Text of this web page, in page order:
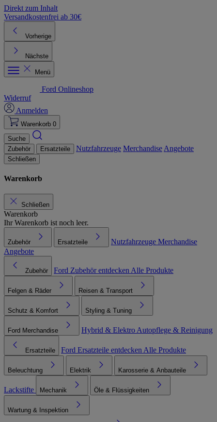
Direkt zum Inhalt
Versandkostenfrei ab 30€
Vorherige
Nächste
Menü
Ford Onlineshop
Widerruf
Anmelden
Warenkorb 0
Suche
Zubehör
Ersatzteile Nutzfahrzeuge Merchandise Angebote
Schließen
Warenkorb
Schließen
Warenkorb
Ihr Warenkorb ist noch leer.
Zubehör Ersatzteile Nutzfahrzeuge Merchandise
Angebote
Zubehör Ford Zubehör entdecken Alle Produkte
Felgen & Räder Reisen & Transport
Schutz & Komfort Styling & Tuning
Ford Merchandise Hybrid & Elektro Autopflege & Reinigung
Ersatzteile Ford Ersatzteile entdecken Alle Produkte
Beleuchtung Elektrik Karosserie & Anbauteile
Lackstifte Mechanik Öle & Flüssigkeiten
Wartung & Inspektion